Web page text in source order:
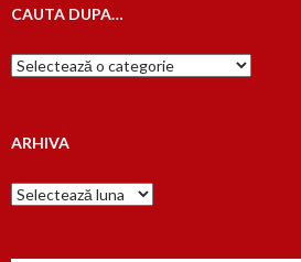
CAUTA DUPA…
Cauta
dupa…
ARHIVA
Arhiva